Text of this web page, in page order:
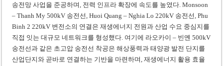
송전망 사업을 준공하며, 전력 인프라 확장에 속도를 높였다. Monsoon
– Thanh My 500kV 송전선, Huoi Quang – Nghia Lo 220kV 송전선, Phu
Binh 2 220kV 변전소의 연결은 재생에너지 전원과 산업 수요 중심지를
직접 잇는 대규모 네트워크를 형성했다. 여기에 라오카이 – 빈옌 500kV
송전선과 같은 초고압 송전선 착공은 해상풍력과 태양광 발전 단지를
산업단지와 곧바로 연결하는 기반을 마련하며, 재생에너지 활용 효율